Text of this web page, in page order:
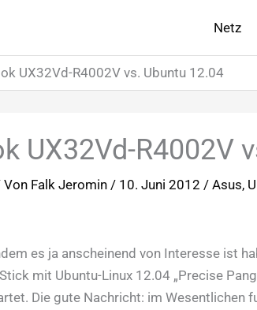
Netz
UX32Vd-R4002V vs. Ubuntu 12.04
UX32Vd-R4002V
Falk Jeromin / 10. Juni 2012 / Asus,
es ja anscheinend von Interesse ist
mit Ubuntu-Linux 12.04 „Precise
Die gute Nachricht: im Wesentlichen